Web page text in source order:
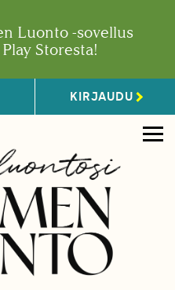
Luonto -sovellus
Storesta!
KIRJAUDU